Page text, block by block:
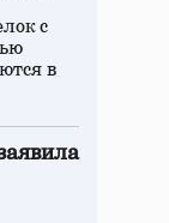
с
в